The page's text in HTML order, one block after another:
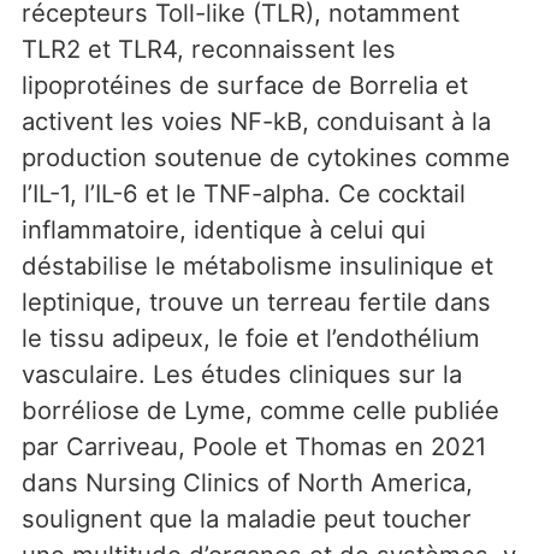
récepteurs Toll-like (TLR), notamment
TLR2 et TLR4, reconnaissent les
lipoprotéines de surface de Borrelia et
activent les voies NF-kB, conduisant à la
production soutenue de cytokines comme
l’IL-1, l’IL-6 et le TNF-alpha. Ce cocktail
inflammatoire, identique à celui qui
déstabilise le métabolisme insulinique et
leptinique, trouve un terreau fertile dans
le tissu adipeux, le foie et l’endothélium
vasculaire. Les études cliniques sur la
borréliose de Lyme, comme celle publiée
par Carriveau, Poole et Thomas en 2021
dans Nursing Clinics of North America,
soulignent que la maladie peut toucher